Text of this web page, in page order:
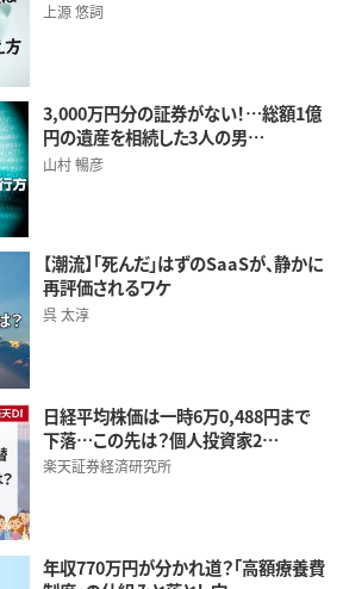
上源 悠詞
3,000万円分の証券がない！…総額1億
円の遺産を相続した3人の男…
山村 暢彦
【潮流】「死んだ」はずのSaaSが、静かに
再評価されるワケ
呉 太淳
日経平均株価は一時6万0,488円まで
下落…この先は？個人投資家2…
楽天証券経済研究所
年収770万円が分かれ道？「高額療養費